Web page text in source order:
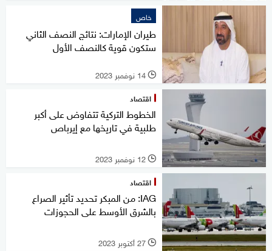
خاص
طيران الإمارات: نتائج النصف الثاني
ستكون قوية كالنصف الأول
l 14 نوفمبر 2023
اقتصاد
الخطوط التركية تتفاوض على أكبر
طلبية في تاريخها مع إيرباص
l 12 نوفمبر 2023
اقتصاد
IAG: من المبكر تحديد تأثير الصراع
بالشرق الأوسط على الحجوزات
l 27 أكتوبر 2023